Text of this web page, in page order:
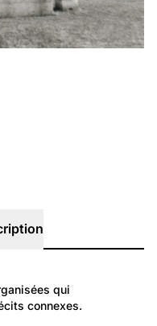
qui
connexes.